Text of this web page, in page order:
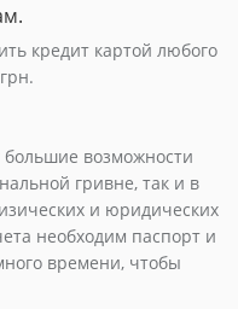
кредит картой любого
возможности
гривне, так и в
и юридических
необходим паспорт и
времени, чтобы